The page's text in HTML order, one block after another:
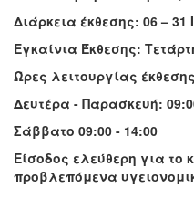
Διάρκεια έκθεσης: 06 – 31
Εγκαίνια Έκθεσης:
Ώρες λειτουργίας
Δευτέρα - Παρασκευή:
Σάββατο 09:00 - 14:00
Είσοδος ελεύθερη για το
προβλεπόμενα